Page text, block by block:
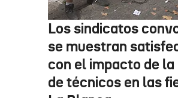
Los sindicatos
se muestran
con el impacto de la
de técnicos en las